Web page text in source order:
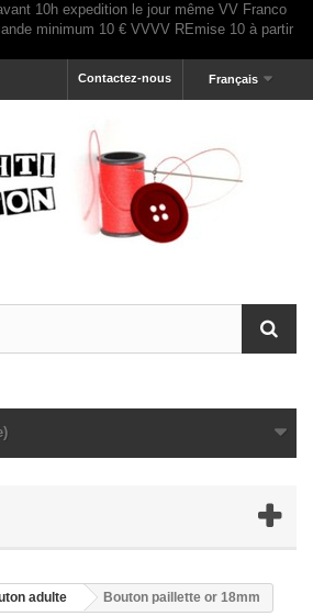
Français
Contactez-nous
adulte Bouton paillette or 18mm